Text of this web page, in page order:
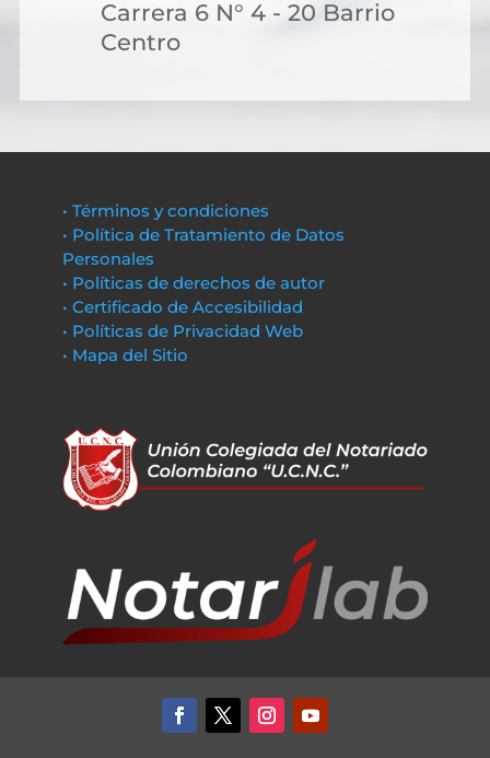
Carrera 6 N° 4 - 20 Barrio
Centro
• Términos y condiciones
• Política de Tratamiento de Datos
Personales
• Políticas de derechos de autor
• Certificado de Accesibilidad
• Políticas de Privacidad Web
• Mapa del Sitio